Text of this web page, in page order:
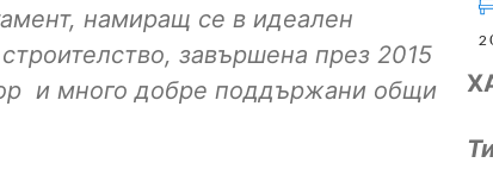
намиращ се в идеален
завършена през 2015
и много добре поддържани общи
2